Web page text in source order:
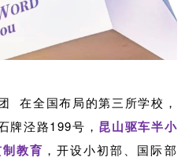
在全国布局的第三所学校，
牌泾路199号， 昆山驱车半小
教育 ，开设小初部、国际部